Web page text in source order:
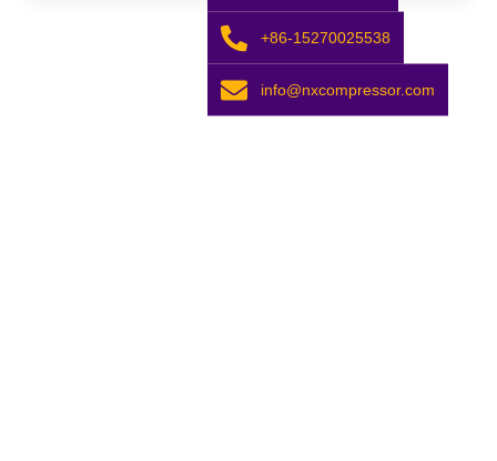
+86-15270025538
info@nxcompressor.com